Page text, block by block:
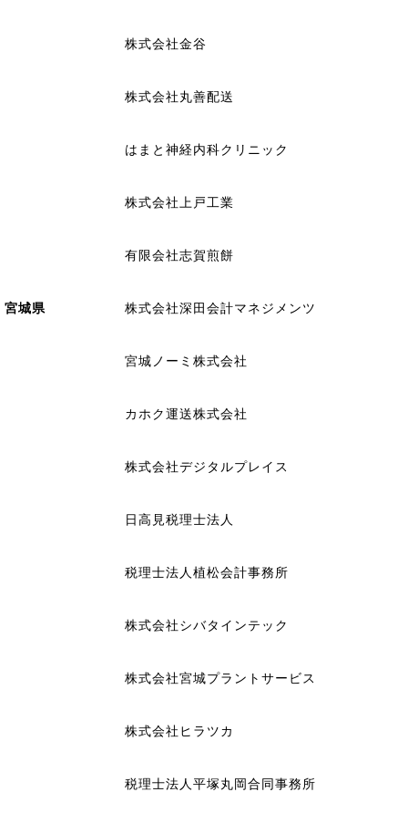
株式会社金谷
株式会社丸善配送
はまと神経内科クリニック
株式会社上戸工業
有限会社志賀煎餅
宮城県 株式会社深田会計マネジメンツ
宮城ノーミ株式会社
カホク運送株式会社
株式会社デジタルプレイス
日高見税理士法人
税理士法人植松会計事務所
株式会社シバタインテック
株式会社宮城プラントサービス
株式会社ヒラツカ
税理士法人平塚丸岡合同事務所